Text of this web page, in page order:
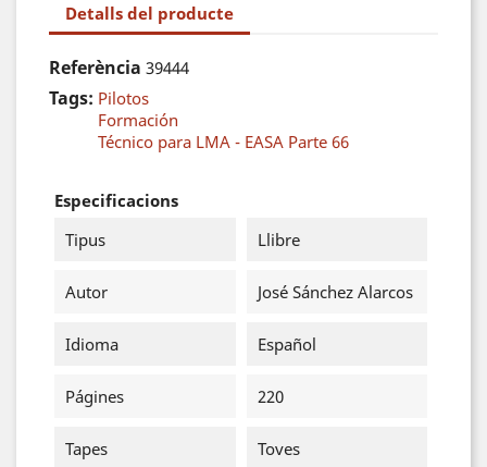
Detalls del producte
Referència 39444
Tags: Pilotos
Formación
Técnico para LMA - EASA Parte 66
Especificacions
Tipus
Llibre
Autor José Sánchez Alarcos
Idioma Español
Págines 220
Tapes Toves